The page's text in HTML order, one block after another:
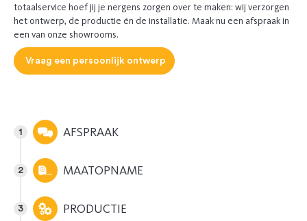
totaalservice hoef jij je nergens zorgen over te maken: wij verzorgen
het ontwerp, de productie én de installatie. Maak nu een afspraak in
een van onze showrooms.
Vraag een persoonlijk ontwerp
AFSPRAAK
MAATOPNAME
PRODUCTIE